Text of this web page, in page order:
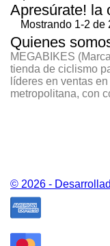
Apresúrate! la
Mostrando 1-2 de
Quienes
MEGABIKES
tienda de ciclismo
líderes en ventas
metropolitana, con
© 2026 -